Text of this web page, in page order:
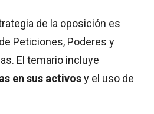
de la oposición es
Peticiones, Poderes y
El temario incluye
en sus activosy el uso de